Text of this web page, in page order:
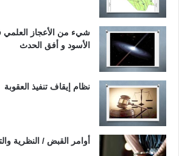
شيء من الأعجاز العلمي
الأسود و أفق الحدث
نظام إيقاف تنفيذ العقوبة
أوامر القبض / النظرية